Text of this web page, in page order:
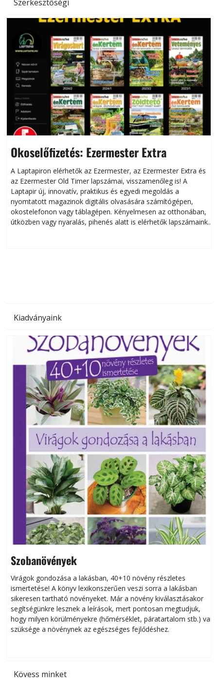
Szerkesztőségi
Okoselőfizetés: Ezermester Extra
A Laptapiron elérhetők az Ezermester, az Ezermester Extra és
az Ezermester Old Timer lapszámai, visszamenőleg is! A
Laptapir új, innovatív, praktikus és egyedi megoldás a
nyomtatott magazinok digitális olvasására számítógépen,
okostelefonon vagy táblagépen. Kényelmesen az otthonában,
útközben vagy nyaralás, pihenés alatt is elérhetők lapszámaink.
Kiadványaink
Szobanövények
Virágok gondozása a lakásban, 40+10 növény részletes
ismertetése! A könyv lexikonszerűen veszi sorra a lakásban
sikeresen tart­ha­tó növényeket. Már a növény kiválasztásakor
segítségünkre lesznek a leírások, mert pontosan megtudjuk,
hogy milyen körülményekre (hőmérséklet, páratartalom stb.) van
szüksége a növénynek az egészséges fejlődéshez.
Kövess minket